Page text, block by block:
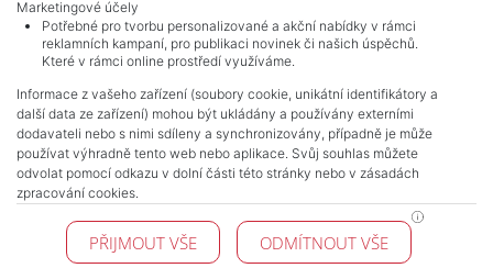
NAVIGACE
Terms and conditions
Protection of personal data
Real estate's
Contact
Cookie processing
KONTAKT
Pražské reality
Marketingové účely
Potřebné pro tvorbu personalizované a akční nabídky v rámci
reklamních kampaní, pro publikaci novinek či našich úspěchů.
Které v rámci online prostředí využíváme.
Informace z vašeho zařízení (soubory cookie, unikátní identifikátory a
další data ze zařízení) mohou být ukládány a používány externími
dodavateli nebo s nimi sdíleny a synchronizovány, případně je může
používat výhradně tento web nebo aplikace. Svůj souhlas můžete
odvolat pomocí odkazu v dolní části této stránky nebo v zásadách
zpracování cookies.
PŘIJMOUT VŠE ODMÍTNOUT VŠE